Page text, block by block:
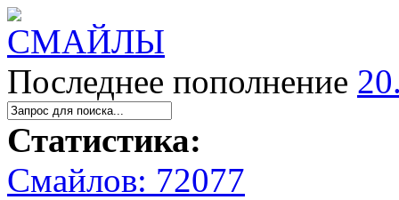
Последнее пополнение
Статистика:
Смайлов: 72077